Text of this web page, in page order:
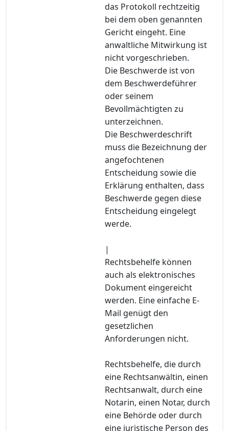
das Protokoll rechtzeitig
bei dem oben genannten
Gericht eingeht. Eine
anwaltliche Mitwirkung ist
nicht vorgeschrieben.
Die Beschwerde ist von
dem Beschwerdeführer
oder seinem
Bevollmächtigten zu
unterzeichnen.
Die Beschwerdeschrift
muss die Bezeichnung der
angefochtenen
Entscheidung sowie die
Erklärung enthalten, dass
Beschwerde gegen diese
Entscheidung eingelegt
werde.
|
Rechtsbehelfe können
auch als elektronisches
Dokument eingereicht
werden. Eine einfache E-
Mail genügt den
gesetzlichen
Anforderungen nicht.
Rechtsbehelfe, die durch
eine Rechtsanwältin, einen
Rechtsanwalt, durch eine
Notarin, einen Notar, durch
eine Behörde oder durch
eine juristische Person des